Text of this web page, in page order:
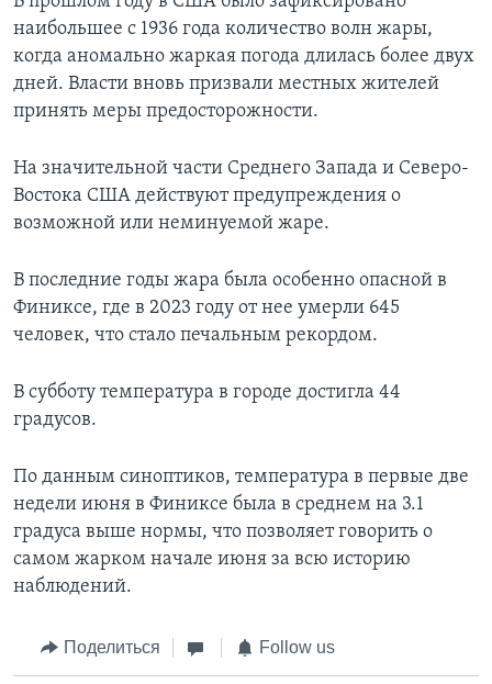
наибольшее с 1936 года количество волн жары,
когда аномально жаркая погода длилась более двух
дней. Власти вновь призвали местных жителей
принять меры предосторожности.
На значительной части Среднего Запада и Северо-
Востока США действуют предупреждения о
возможной или неминуемой жаре.
В последние годы жара была особенно опасной в
Финиксе, где в 2023 году от нее умерли 645
человек, что стало печальным рекордом.
В субботу температура в городе достигла 44
градусов.
По данным синоптиков, температура в первые две
недели июня в Финиксе была в среднем на 3.1
градуса выше нормы, что позволяет говорить о
самом жарком начале июня за всю историю
наблюдений.
Поделиться Follow us